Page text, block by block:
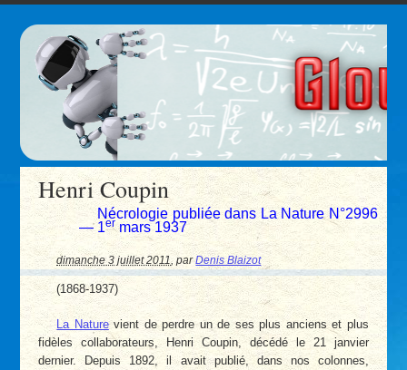
Henri Coupin
Nécrologie publiée dans La Nature N°2996
— 1ermars 1937
dimanche 3 juillet 2011,parDenis Blaizot
(1868-1937)
La Naturevient de perdre un de ses plus anciens et plus
fidèles collaborateurs, Henri Coupin, décédé le 21 janvier
dernier. Depuis 1892, il avait publié, dans nos colonnes,